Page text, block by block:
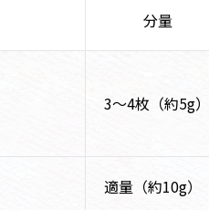
分量
3～4枚（約5g）
適量（約10g）